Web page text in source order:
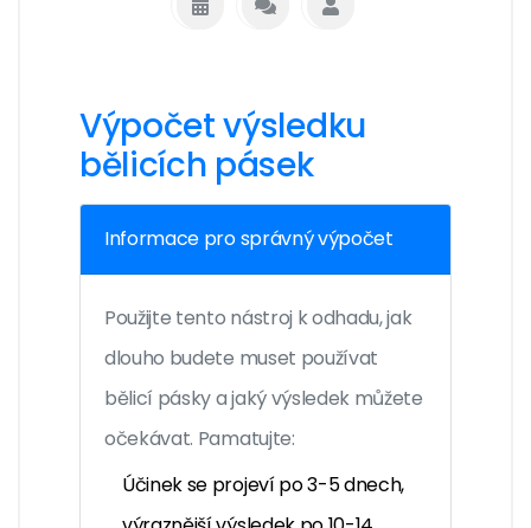
Výpočet výsledku
bělicích pásek
Informace pro správný výpočet
Použijte tento nástroj k odhadu, jak
dlouho budete muset používat
bělicí pásky a jaký výsledek můžete
očekávat. Pamatujte:
Účinek se projeví po 3-5 dnech,